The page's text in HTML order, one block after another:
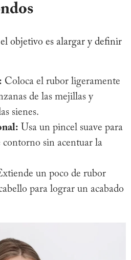
objetivo es alargar y definir
Coloca el rubor ligeramente
de las mejillas y
sienes.
Usa un pincel suave para
contorno sin acentuar la
un poco de rubor
para lograr un acabado